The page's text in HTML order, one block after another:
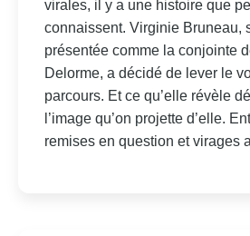
virales, il y a une histoire que
connaissent. Virginie Bruneau,
présentée comme la conjointe
Delorme, a décidé de lever le
parcours. Et ce qu’elle révèle
l’image qu’on projette d’elle.
remises en question et virages